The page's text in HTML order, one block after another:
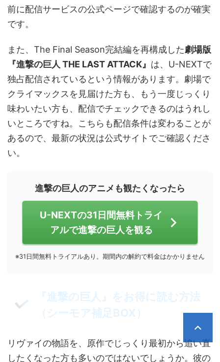
前に配信サービスの公式ページで確認するのが確実
です。
また、The Final Season完結編を再構成した劇場版
『進撃の巨人 THE LAST ATTACK』 は、U-NEXTで
独占配信されているという情報があります。劇場で
クライマックスを見届けた方も、もう一度じっくり
味わいたい方も、配信でチェックできるのはうれし
いところですね。こちらも配信条件は変わることが
あるので、最新の状況は公式サイトでご確認くださ
い。
進撃の巨人のアニメも観たくなったら
U-NEXTの31日間無料トライ
アルで進撃の巨人を観る
※31日間無料トライアルあり。期間内の解約で料金はかかりません
『進撃の巨人』をお得に読む方法
（シーモア補足BOX）
リヴァイの物語を、原作でじっくり最初から追い直
したくなった方も多いのではないでしょうか。彼の